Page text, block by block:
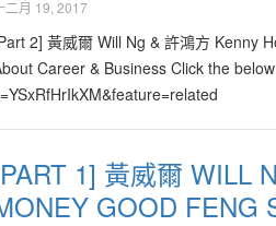
二月 19, 2017
2] 黃威爾 Will Ng & 許鴻方 Kenny
Career & Business Click the
1] 黃威爾 WILL
GOOD FENG